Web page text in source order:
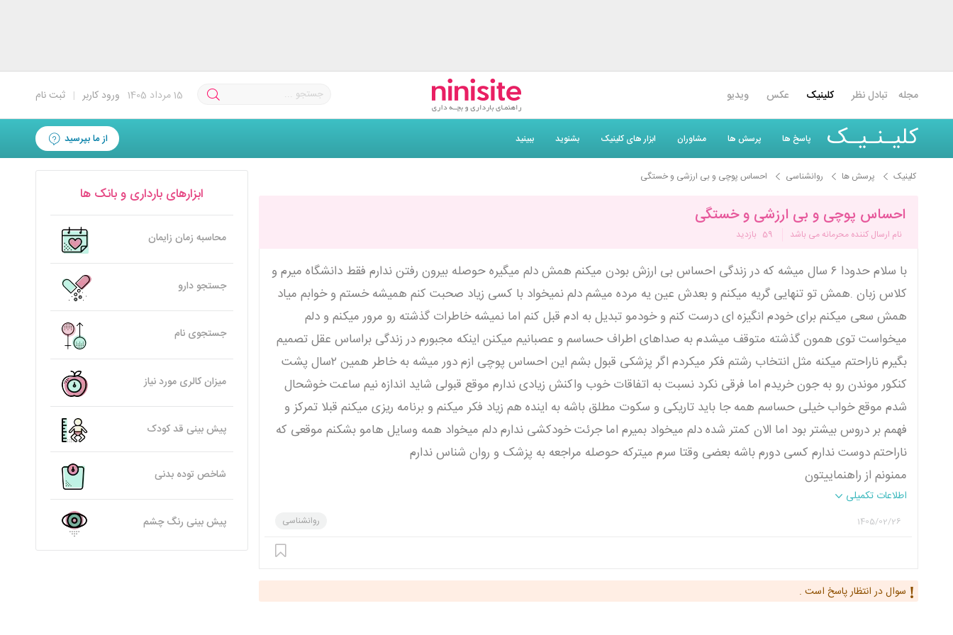
ثبت نام | ورود کاربر 15مرداد 1405 مجله تبادل نظر کلینیک عکس ویدیو
کلیـنـیـک پاسخ ها پرسش ها مشاوران ابزار های کلینیک بشنوید ببینید از ما بپرسید
کلینیک پرسش ها روانشناسی احساس پوچی و بی ارزشی و خستگی
احساس پوچی و بی ارزشی و خستگی
نام ارسال کننده محرمانه می باشد 59 بازدید
با سلام حدودا ۶ سال میشه که در زندگی احساس بی ارزش بودن میکنم همش دلم میگیره حوصله بیرون رفتن ندارم فقط دانشگاه میرم و
کلاس زبان .همش تو تنهایی گریه میکنم و بعدش عین یه مرده میشم دلم نمیخواد با کسی زیاد صحبت کنم همیشه خستم و خوابم میاد
همش سعی میکنم برای خودم انگیزه ای درست کنم و خودمو تبدیل به ادم قبل کنم اما نمیشه خاطرات گذشته رو مرور میکنم و دلم
میخواست توی همون گذشته متوقف میشدم به صداهای اطراف حساسم و عصبانیم میکنن اینکه مجبورم در زندگی براساس عقل تصمیم
بگیرم ناراحتم میکنه مثل انتخاب رشتم فکر میکردم اگر پزشکی قبول بشم این احساس پوچی ازم دور میشه به خاطر همین ۲سال پشت
کنکور موندن رو به جون خریدم اما فرقی نکرد نسبت به اتفاقات خوب واکنش زیادی ندارم موقع قبولی شاید اندازه نیم ساعت خوشحال
شدم موقع خواب خیلی حساسم همه جا باید تاریکی و سکوت مطلق باشه به اینده هم زیاد فکر میکنم و برنامه ریزی میکنم قبلا تمرکز و
فهمم بر دروس بیشتر بود اما الان کمتر شده دلم میخواد بمیرم اما جرئت خودکشی ندارم دلم میخواد همه وسایل هامو بشکنم موقعی که
ناراحتم دوست ندارم کسی دورم باشه بعضی وقتا سرم میترکه حوصله مراجعه به پزشک و روان شناس ندارم
ممنونم از راهنماییتون
اطلاعات تکمیلی
1405/02/26 روانشناسی
! سوال در انتظار پاسخ است .
ابزارهای بارداری و بانک ها
محاسبه زمان زایمان
جستجو دارو
جستجوی نام
میزان کالری مورد نیاز
پیش بینی قد کودک
شاخص توده بدنی
پیش بینی رنگ چشم